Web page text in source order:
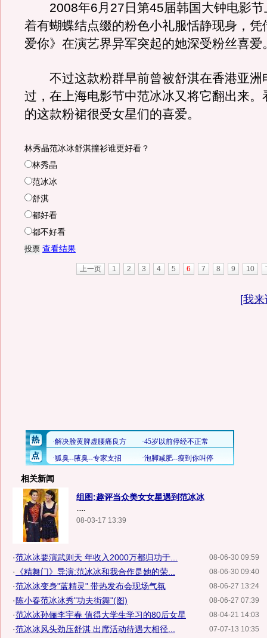
2008年6月27日第45届韩国大钟电影节
着有蝴蝶结点缀的粉色小礼服恬静现身，凭
爱你》在演艺界异军突起的她深受粉丝喜爱
不过这款粉群早前曾被舒淇在香港亚洲
过，在上海电影节中范冰冰又将它翻出来。
的这款粉裙很受女星们的喜爱。
林秀晶范冰冰舒淇撞衫谁更好看？
林秀晶
范冰冰
舒淇
都好看
都不好看
查看结果
上一页 1 2 3 4 5 6 7 8 9 10
[我
相关新闻
组图:趣评当众美女女星遇到范冰冰
.....
08-03-17 13:39
08-06-30 09:59
·范冰冰要演武则天 年收入2000万都归功于...
08-06-30 09:40
· 《精舞门》导演:范冰冰和我合作是她的荣...
08-06-27 13:24
·范冰冰变身"蓝精灵" 带热发布会现场气氛
08-06-27 07:39
· 陈小春范冰冰秀"功夫街舞"(图)
08-04-21 14:03
·范冰冰孙俪李宇春 值得大学生学习的80后女星
07-07-13 10:35
·范冰冰风头劲压舒淇 出席活动待遇大相径...